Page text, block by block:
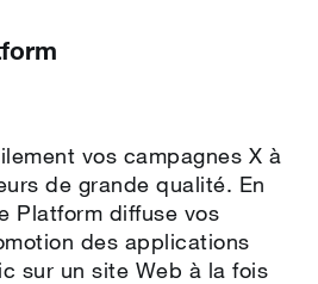
vos campagnes X à
de grande qualité. En
Platform diffuse vos
des applications
sur un site Web à la fois